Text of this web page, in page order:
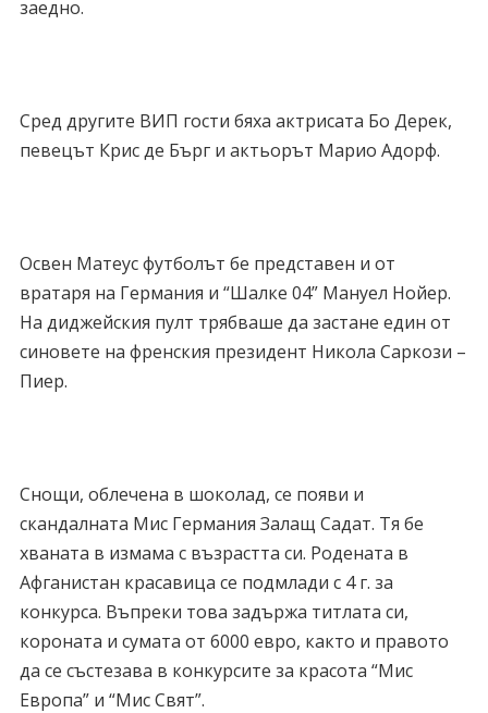
заедно.
Сред другите ВИП гости бяха актрисата Бо Дерек,
певецът Крис де Бърг и актьорът Марио Адорф.
Освен Матеус футболът бе представен и от
вратаря на Германия и “Шалке 04” Мануел Нойер.
На диджейския пулт трябваше да застане един от
синовете на френския президент Никола Саркози –
Пиер.
Снощи, облечена в шоколад, се появи и
скандалната Мис Германия Залащ Садат. Тя бе
хваната в измама с възрастта си. Родената в
Афганистан красавица се подмлади с 4 г. за
конкурса. Въпреки това задържа титлата си,
короната и сумата от 6000 евро, както и правото
да се състезава в конкурсите за красота “Мис
Европа” и “Мис Свят”.